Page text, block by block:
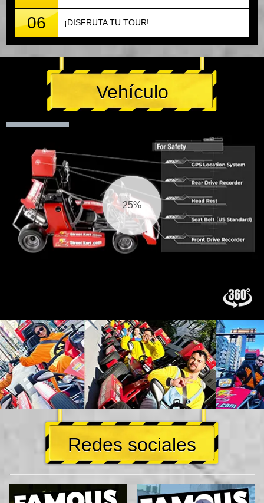
06 ¡DISFRUTA TU TOUR!
Vehículo
26%
Redes sociales